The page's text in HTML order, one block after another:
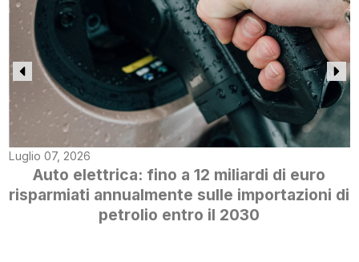
Luglio 07, 2026
Auto elettrica: fino a 12 miliardi di euro
risparmiati annualmente sulle importazioni di
petrolio entro il 2030